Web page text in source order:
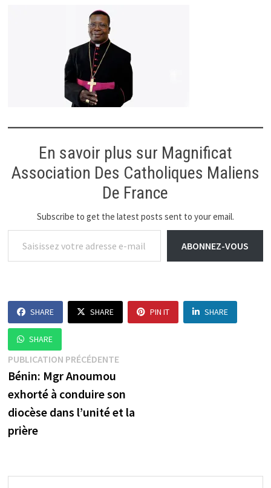
En savoir plus sur Magnificat
Association Des Catholiques Maliens
De France
Subscribe to get the latest posts sent to your email.
Saisissez votre adresse e-mail…
ABONNEZ-VOUS
SHARE SHARE PIN IT SHARE
SHARE
Navigation
de
l’article
PUBLICATION PRÉCÉDENTEPublication
Bénin: Mgr Anoumou
exhorté à conduire son
diocèse dans l’unité et la
prière